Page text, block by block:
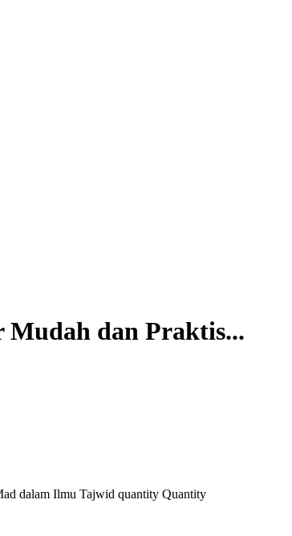
dan Praktis...
dalam Ilmu Tajwid quantity Quantity